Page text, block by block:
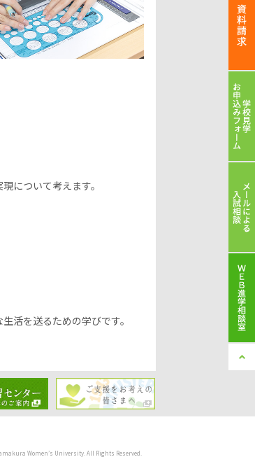
について考えます。
活を送るための学びです。
Women’s University. All Rights Reserved.